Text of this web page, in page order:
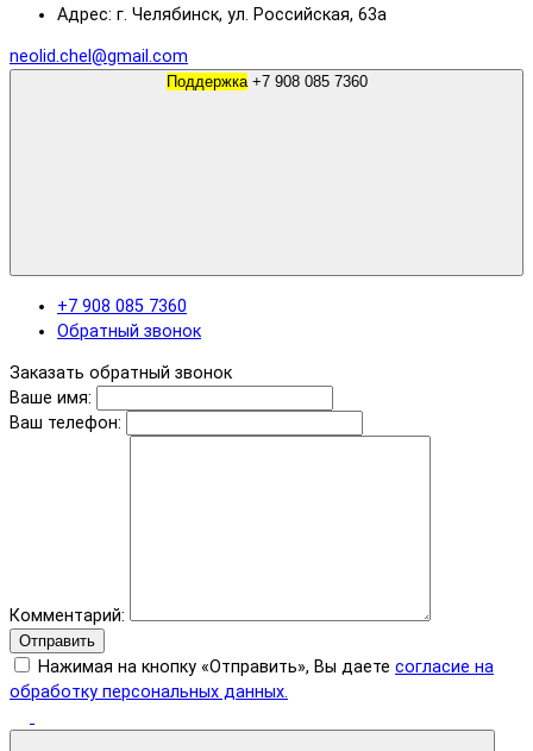
Адрес: г. Челябинск, ул. Российская, 63а
neolid.chel@gmail.com
Поддержка +7 908 085 7360
+7 908 085 7360
Обратный звонок
Заказать обратный звонок
Ваше имя:
Ваш телефон:
Комментарий:
Отправить
Нажимая на кнопку «Отправить», Вы даете согласие на
обработку персональных данных.